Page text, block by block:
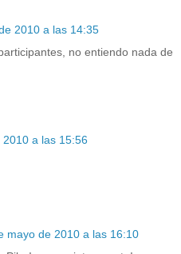
2010 a las 14:35
no entiendo nada de
a las 15:56
mayo de 2010 a las 16:10